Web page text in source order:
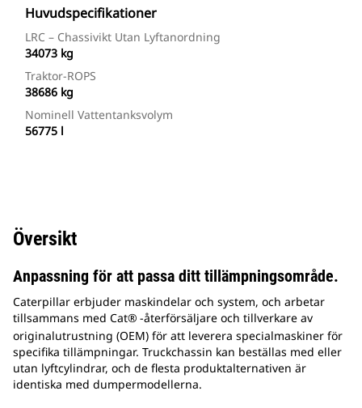
Huvudspecifikationer
LRC – Chassivikt Utan Lyftanordning
34073 kg
Traktor-ROPS
38686 kg
Nominell Vattentanksvolym
56775 l
Översikt
Anpassning för att passa ditt tillämpningsområde.
Caterpillar erbjuder maskindelar och system, och arbetar
tillsammans med Cat® -återförsäljare och tillverkare av
originalutrustning (OEM) för att leverera specialmaskiner för
specifika tillämpningar. Truckchassin kan beställas med eller
utan lyftcylindrar, och de flesta produktalternativen är
identiska med dumpermodellerna.